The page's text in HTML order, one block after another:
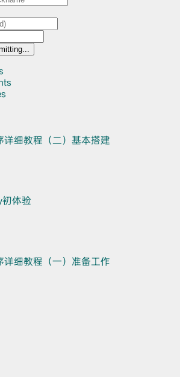
详细教程（二）基本搭建
初体验
详细教程（一）准备工作